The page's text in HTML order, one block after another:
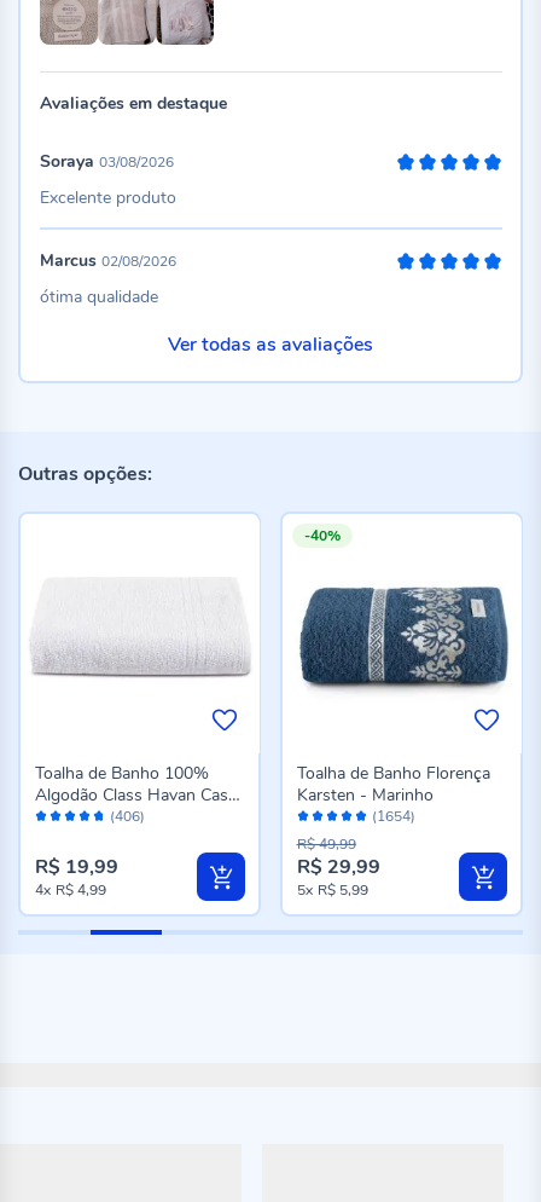
Avaliações em destaque
Soraya 03/08/2026
Excelente produto
Marcus 02/08/2026
ótima qualidade
Ver todas as avaliações
Outras opções:
Avaliação: (406)
Toalha de Banho 100%
Algodão Class Havan Casa
- Branco
R$ 19,99
4x R$ 4,99
-40%
Avaliação:
96%
(1654)
Toalha de Banho Florença
Karsten - Marinho
Preço
especial
R$ 29,99
R$ 49,99
5x R$ 5,99